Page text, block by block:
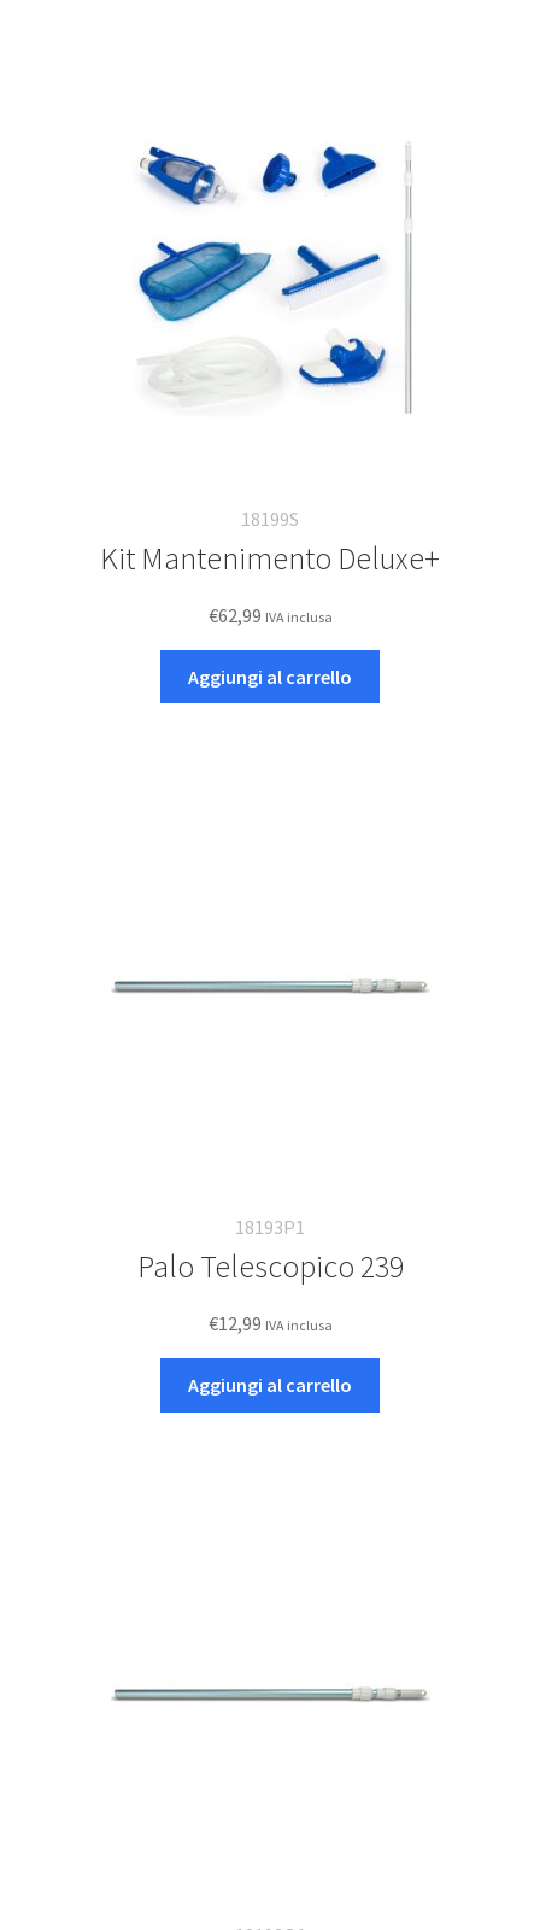
18199S
Kit Mantenimento Deluxe+
€62,99 IVA inclusa
Aggiungi al carrello
18193P1
Palo Telescopico 239
€12,99 IVA inclusa
Aggiungi al carrello